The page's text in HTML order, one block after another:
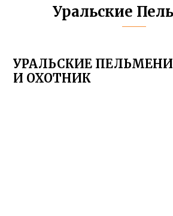
Уральские
УРАЛЬСКИЕ
И ОХОТНИК